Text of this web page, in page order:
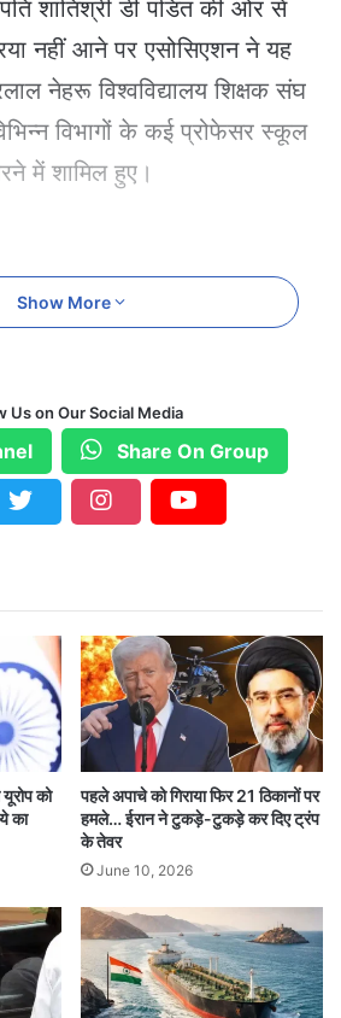
शांतिश्री डी पंडित की ओर से
नहीं आने पर एसोसिएशन ने यह
नेहरू विश्वविद्यालय शिक्षक संघ
विभागों के कई प्रोफेसर स्कूल
में शामिल हुए।
Show More
Us on Our Social Media
Share On Group
को
का
पहले अपाचे को गिराया फिर 21 ठिकानों पर
हमले… ईरान ने टुकड़े-टुकड़े कर दिए ट्रंप
के तेवर
June 10, 2026